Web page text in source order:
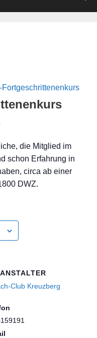
die Mitglied im
schon Erfahrung in
circa ab einer
DWZ.
Club Kreuzberg